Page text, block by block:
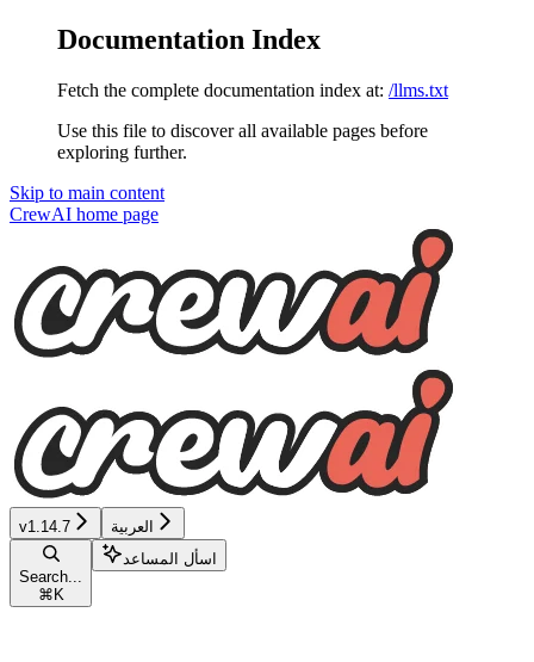
Documentation Index
Fetch the complete documentation index at: /llms.txt
Use this file to discover all available pages before
exploring further.
Skip to main content
CrewAI home page
v1.14.7 العربية
Search...
⌘ K
اسأل المساعد